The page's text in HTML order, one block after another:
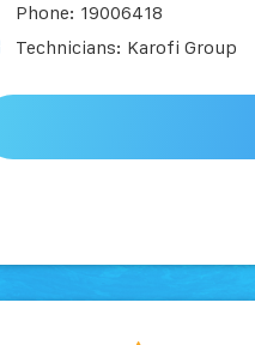
Phone: 19006418
Technicians: Karofi Group